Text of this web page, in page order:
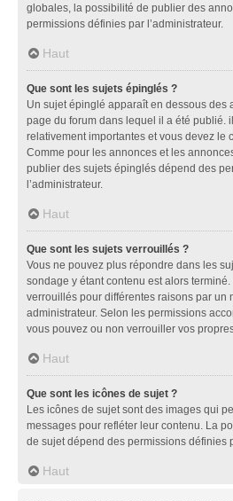
globales, la possibilité de publier des
permissions définies par l’administrateur.
Haut
Que sont les sujets épinglés ?
Un sujet épinglé apparaît en dessous des
page du forum dans lequel il a été publié.
relativement importantes et vous devez le
Comme pour les annonces et les
publier des sujets épinglés dépend des
l’administrateur.
Haut
Que sont les sujets verrouillés ?
Vous ne pouvez plus répondre dans les
sondage y étant contenu est alors
verrouillés pour différentes raisons par un
administrateur. Selon les permissions
vous pouvez ou non verrouiller vos
Haut
Que sont les icônes de sujet ?
Les icônes de sujet sont des images qui
messages pour refléter leur contenu. La
de sujet dépend des permissions définies
Haut